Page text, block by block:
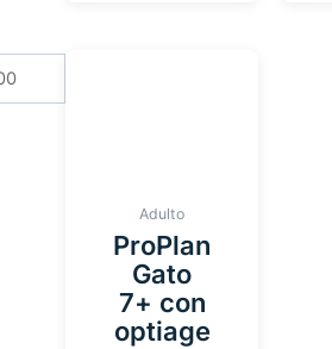
Adulto
ProPlan
Gato
7+ con
optiage